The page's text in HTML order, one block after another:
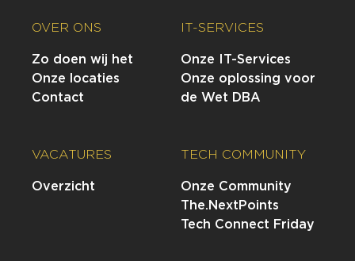
OVER ONS
Zo doen wij het
Onze locaties
Contact
IT-SERVICES
Onze IT-Services
Onze oplossing voor
de Wet DBA
VACATURES
Overzicht
TECH COMMUNITY
Onze Community
The.NextPoints
Tech Connect Friday